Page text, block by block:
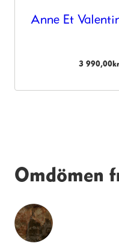
Anne Et
3 990,00 kr
Omdömen